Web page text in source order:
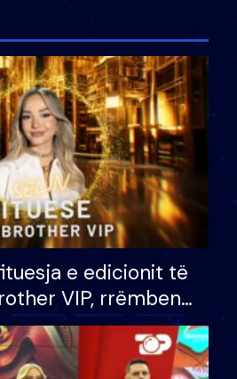
e edicionit të
VIP, rrëmben
prej 100 mijë eurosh